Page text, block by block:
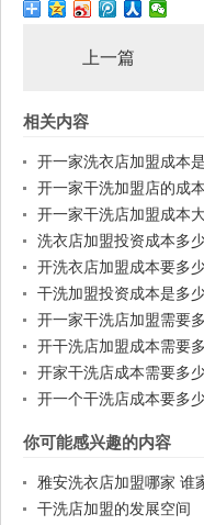
上一篇
相关内容
开一家洗衣店加盟成本
开一家干洗加盟店的成
开一家干洗店加盟成本
洗衣店加盟投资成本多
开洗衣店加盟成本要多
干洗加盟投资成本是多
开一家干洗店加盟需要
开干洗店加盟成本需要
开家干洗店成本需要多
开一个干洗店成本要多
你可能感兴趣的内容
雅安洗衣店加盟哪家 谁
干洗店加盟的发展空间